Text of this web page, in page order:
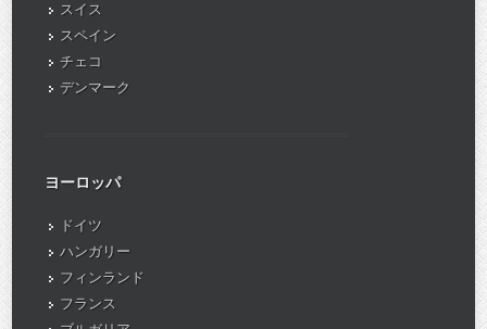
スイス
スペイン
チェコ
デンマーク
ヨーロッパ
ドイツ
ハンガリー
フィンランド
フランス